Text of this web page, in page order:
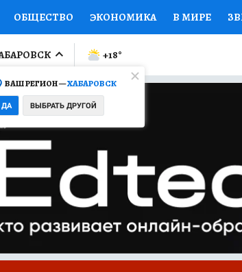
ОБЩЕСТВО ЭКОНОМИКА В МИРЕ
ПРОИСШЕСТВИЯ НАЦИОНАЛЬНЫЕ
МИР Я ЗНАЮ СЕМЬЯ
СЕРИАЛЫ
КОЛЛЕКЦИИ КОНКУРСЫ
ВАШ РЕГИОН —ХАБАРОВСК
ДА ВЫБРАТЬ ДРУГОЙ
+18°